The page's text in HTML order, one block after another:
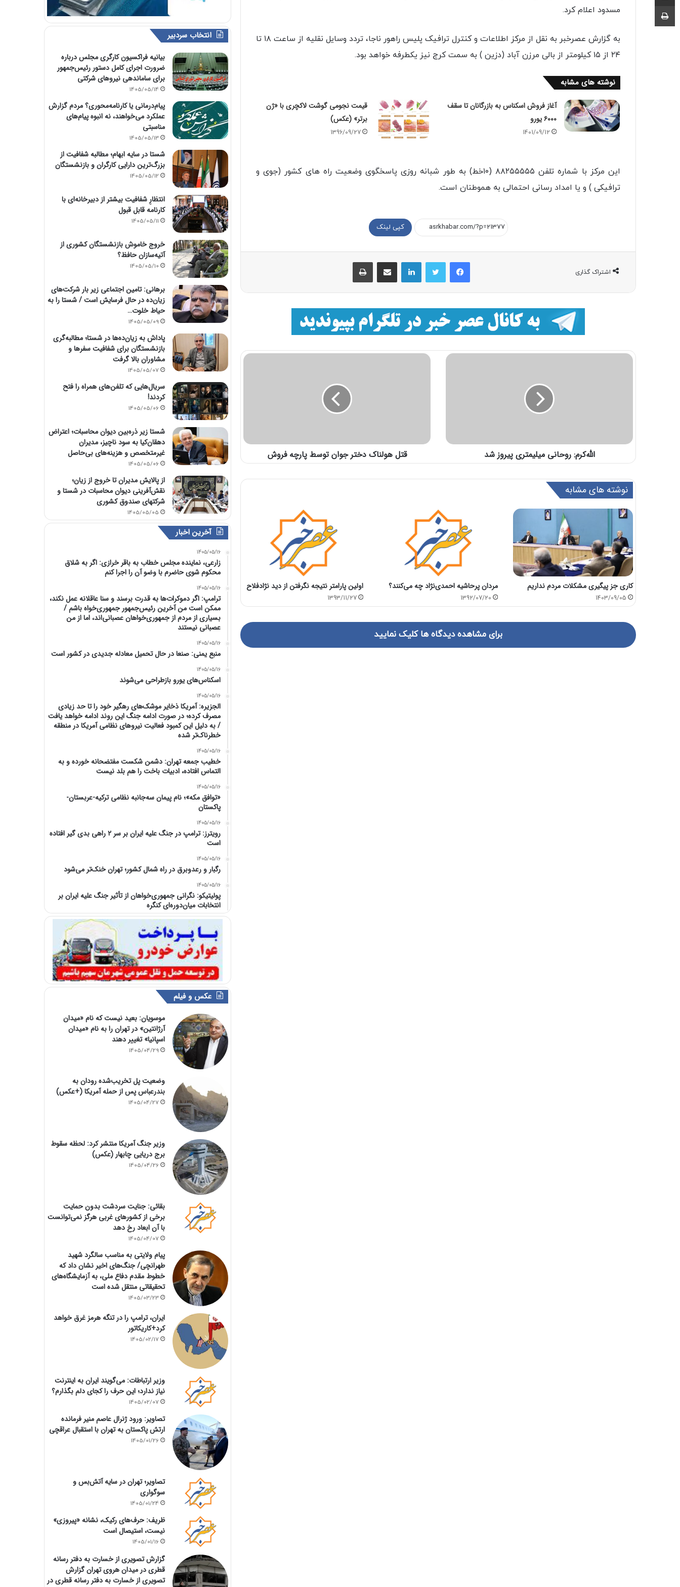
مسدود اعلام کرد.
به گزارش عصرخبر به نقل از مرکز اطلاعات و کنترل ترافیک پلیس راهور ناجا، تردد وسایل نقلیه از ساعت ۱۸ تا
۲۴ از ۱۵ کیلومتر از بالی مرزن آباد (دزین ) به سمت کرج نیز یکطرفه خواهد بود.
نوشته های مشابه
آغاز فروش اسکناس به بازرگانان تا سقف
۶۰۰۰ یورو
1401/09/12
قیمت نجومی گوشت لاکچری با «ژن
برتر» (عکس)
1396/09/27
این مرکز با شماره تلفن ۸۸۲۵۵۵۵۵ (۱۰خط) به طور شبانه روزی پاسخگوی وضعیت راه های کشور (جوی و
ترافیکی ) و یا امداد رسانی احتمالی به هموطنان است.
کپی لینک
اشتراک گذاری
فیسبوک لینکداین
الله‌کرم: روحانی میلیمتری پیروز شد قتل هولناک دختر جوان توسط پارچه فروش
نوشته های مشابه
کاری جز پیگیری مشکلات مردم نداریم
1403/09/05
مردان پرحاشیه احمدی‌نژاد چه می‌کنند؟
1392/07/20
اولین پارامتر نتیجه نگرفتن از دید نژادفلاح
1393/11/27
برای مشاهده دیدگاه ها کلیک نمایید
انتخاب سردبیر
بیانیه فراکسیون کارگری مجلس درباره
ضرورت اجرای کامل دستور رئیس‌جمهور
برای ساماندهی نیروهای شرکتی
1405/05/14
پیام‌درمانی یا کارنامه‌محوری؟ مردم گزارش
عملکرد می‌خواهند، نه انبوه پیام‌های
مناسبتی
1405/05/13
شستا در سایه ابهام؛ مطالبه شفافیت از
بزرگ‌ترین دارایی کارگران و بازنشستگان
1405/05/12
انتظارِ شفافیت بیشتر از دبیرخانه‌ای با
کارنامه قابل قبول
1405/05/11
خروج خاموش بازنشستگان کشوری از
آتیه‌سازان حافظ؟
1405/05/10
برهانی: تامین اجتماعی زیر بار شرکت‌های
زیان‌ده در حال فرسایش است / شستا را به
حیاط خلوت…
1405/05/09
پاداش به زیان‌ده‌ها در شستا؛ مطالبه‌گری
بازنشستگان برای شفافیت سفرها و
مشاوران بالا گرفت
1405/05/07
سریال‌هایی که تلفن‌های همراه را فتح
کردند!
1405/05/06
شستا زیر ذره‌بین دیوان محاسبات؛ اعتراض
دهقان‌کیا به سود ناچیز، مدیران
غیرمتخصص و هزینه‌های بی‌حاصل
1405/05/06
از پالایش مدیران تا خروج از زیان؛
نقش‌آفرینی دیوان محاسبات در شستا و
شرکتهای صندوق کشوری
1405/05/05
آخرین اخبار
1405/05/16
زارعی، نماینده مجلس خطاب به باقر خرازی: اگر به شلاق
محکوم شوی حاضرم با وضو آن را اجرا کنم
1405/05/16
ترامپ: اگر دموکرات‌ها به قدرت برسند و سنا عاقلانه عمل نکند،
ممکن است من آخرین رئیس‌جمهور جمهوری‌خواه باشم /
بسیاری از مردم از جمهوری‌خواهان عصبانی‌اند، اما از من
عصبانی نیستند
1405/05/16
منبع یمنی: صنعا در حال تحمیل معادله جدیدی در کشور است
1405/05/16
اسکناس‌های یورو بازطراحی می‌شوند
1405/05/16
الجزیره: آمریکا ذخایر موشک‌های رهگیر خود را تا حد زیادی
مصرف کرده؛ در صورت ادامه جنگ این روند ادامه خواهد یافت
/ به دلیل این کمبود فعالیت نیرو‌های نظامی آمریکا در منطقه
خطرناک‌تر شده
1405/05/16
خطیب جمعه تهران: دشمن شکست مفتضحانه خورده و به
التماس افتاده، ادبیات باخت را هم بلد نیست
1405/05/16
«توافق مکه»؛ نام پیمان سه‌جانبه نظامی ترکیه-عربستان-
پاکستان
1405/05/16
رویترز: ترامپ در جنگ علیه ایران بر سر ۲ راهی بدی گیر افتاده
است
1405/05/16
رگبار و رعدوبرق در راه شمال کشور؛ تهران خنک‌تر می‌شود
1405/05/16
پولیتیکو: نگرانی جمهوری‌خواهان از تأثیر جنگ علیه ایران بر
انتخابات میان‌دوره‌ای کنگره
عکس و فیلم
موسویان: بعید نیست که نام «میدان
آرژانتین» در تهران را به نام «میدان
اسپانیا» تغییر دهند
1405/04/29
وضعیت پل تخریب‌شده رودان به
بندرعباس پس از حمله آمریکا (+عکس)
1405/04/27
وزیر جنگ آمریکا منتشر کرد: لحظه سقوط
برج دریایی چابهار (عکس)
1405/04/26
بقائی: جنایت سردشت بدون حمایت
برخی از کشورهای غربی هرگز نمی‌توانست
با آن ابعاد رخ دهد
1405/04/07
پیام ولایتی به مناسب سالگرد شهید
طهرانچی/ جنگ‌های اخیر نشان داد که
خطوط مقدم دفاع ملی، به آزمایشگاه‌های
تحقیقاتی منتقل شده است
1405/03/23
ایران، ترامپ را در تنگه هرمز غرق خواهد
کرد+کاریکاتور
1405/02/17
وزیر ارتباطات: می‌گویند ایران به اینترنت
نیاز ندارد؛ این حرف را کجای دلم بگذارم؟
1405/02/07
تصاویر: ورود ژنرال عاصم منیر فرمانده
ارتش پاکستان به تهران با استقبال عراقچی
1405/01/26
تصاویر؛ تهران در سایه آتش‌بس و
سوگواری
1405/01/24
ظریف: حرف‌های رکیک، نشانه «پیروزی»
نیست، استیصال است
1405/01/16
گزارش تصویری از خسارت به دفتر رسانه
قطری در میدان هروی تهران گزارش
تصویری از خسارت به دفتر رسانه قطری در